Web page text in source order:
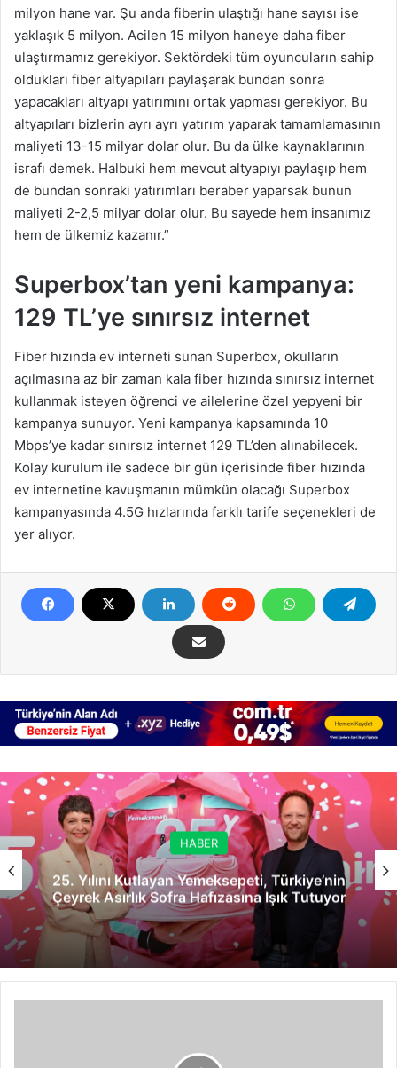
milyon hane var. Şu anda fiberin ulaştığı hane sayısı ise
yaklaşık 5 milyon. Acilen 15 milyon haneye daha fiber
ulaştırmamız gerekiyor. Sektördeki tüm oyuncuların sahip
oldukları fiber altyapıları paylaşarak bundan sonra
yapacakları altyapı yatırımını ortak yapması gerekiyor. Bu
altyapıları bizlerin ayrı ayrı yatırım yaparak tamamlamasının
maliyeti 13-15 milyar dolar olur. Bu da ülke kaynaklarının
israfı demek. Halbuki hem mevcut altyapıyı paylaşıp hem
de bundan sonraki yatırımları beraber yaparsak bunun
maliyeti 2-2,5 milyar dolar olur. Bu sayede hem insanımız
hem de ülkemiz kazanır.”
Superbox’tan yeni kampanya:
129 TL’ye sınırsız internet
Fiber hızında ev interneti sunan Superbox, okulların
açılmasına az bir zaman kala fiber hızında sınırsız internet
kullanmak isteyen öğrenci ve ailelerine özel yepyeni bir
kampanya sunuyor. Yeni kampanya kapsamında 10
Mbps’ye kadar sınırsız internet 129 TL’den alınabilecek.
Kolay kurulum ile sadece bir gün içerisinde fiber hızında
ev internetine kavuşmanın mümkün olacağı Superbox
kampanyasında 4.5G hızlarında farklı tarife seçenekleri de
yer alıyor.
HABER
25. Yılını Kutlayan Yemeksepeti, Türkiye’nin
Çeyrek Asırlık Sofra Hafızasına Işık Tutuyor